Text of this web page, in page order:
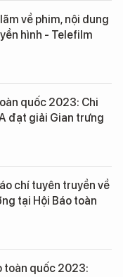
về phim, nội dung
hình - Telefilm
quốc 2023: Chi
đạt giải Gian trưng
chí tuyên truyền về
tại Hội Báo toàn
toàn quốc 2023: